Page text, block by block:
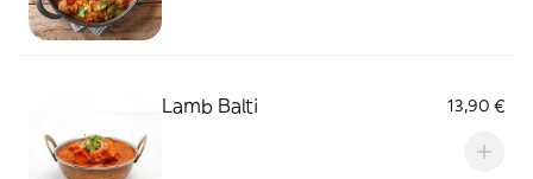
Lamb Balti 13,90 €